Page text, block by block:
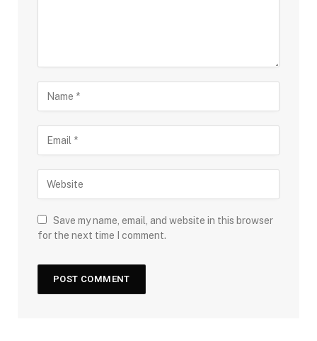
Save my name, email, and website in this browser
for the next time I comment.